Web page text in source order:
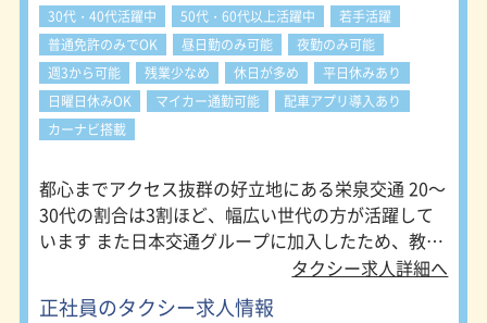
30代・40代活躍中
50代・60代以上活躍中
若手活躍
普通免許のみでOK
昼日勤のみ可能
夜勤のみ可能
週3から可能
残業少なめ 休日が多め
平日休みあり
日曜日休みOK
マイカー通勤可能
配車アプリ導入あり
カーナビ搭載
都心までアクセス抜群の好立地にある栄泉交通 20～
30代の割合は3割ほど、幅広い世代の方が活躍して
います また日本交通グループに加入したため、教育
体制・稼げる環境がより充実しました そんな栄泉交
通で稼げる5つの理由をお伝えします！
タクシー求人詳細へ
正社員のタクシー求人情報